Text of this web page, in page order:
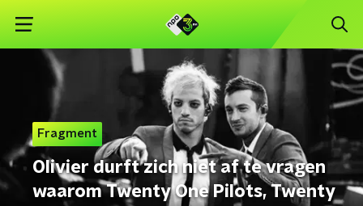
Fragment
Olivier durft zich niet af te vragen
waarom Twenty One Pilots, Twenty